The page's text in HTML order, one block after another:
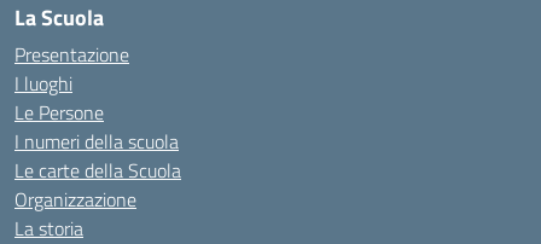
La Scuola
Presentazione
I luoghi
Le Persone
I numeri della scuola
Le carte della Scuola
Organizzazione
La storia